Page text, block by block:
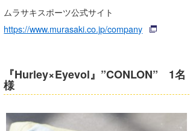
ムラサキスポーツ公式サイト
https://www.murasaki.co.jp/company
『Hurley×Eyevol』”CONLON” 1名
様